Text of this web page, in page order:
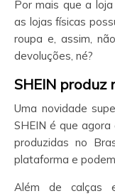
Por mais que a
as lojas físicas
roupa e, assim,
devoluções, né?
SHEIN produz
Uma novidade
SHEIN é que
produzidas no
plataforma e
Além de calças